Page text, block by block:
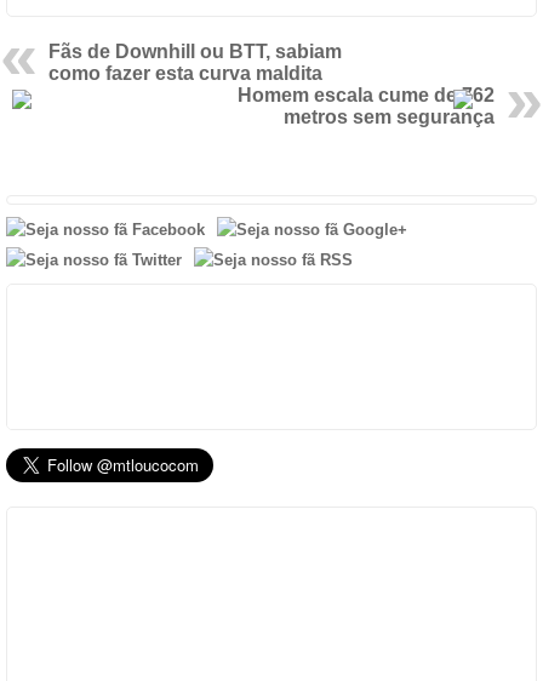
Fãs de Downhill ou BTT, sabiam
como fazer esta curva maldita
Homem escala cume de 762
metros sem segurança